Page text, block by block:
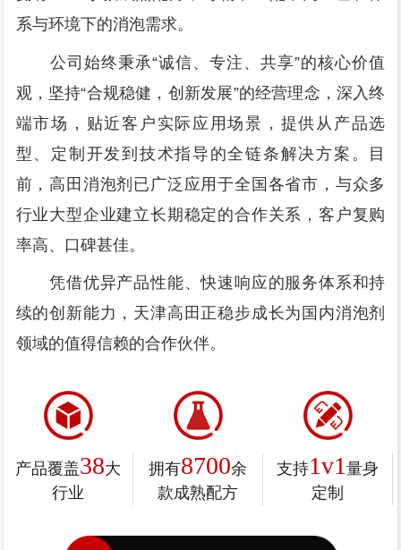
系与环境下的消泡需求。
公司始终秉承“诚信、专注、共享”的核心价值
观，坚持“合规稳健，创新发展”的经营理念，深入终
端市场，贴近客户实际应用场景，提供从产品选
型、定制开发到技术指导的全链条解决方案。目
前，高田消泡剂已广泛应用于全国各省市，与众多
行业大型企业建立长期稳定的合作关系，客户复购
率高、口碑甚佳。
凭借优异产品性能、快速响应的服务体系和持
续的创新能力，天津高田正稳步成长为国内消泡剂
领域的值得信赖的合作伙伴。
产品覆盖38大
行业
拥有8700余
款成熟配方
支持1v1量身
定制